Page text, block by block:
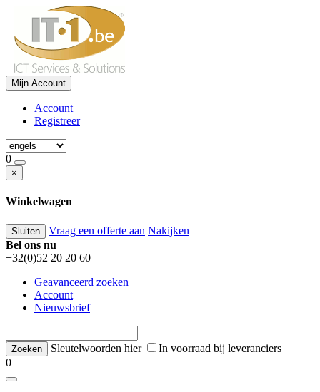
Mijn Account
Account
Registreer
0
×
Winkelwagen
Sluiten Vraag een offerte aan Nakijken
Bel ons nu
+32(0)52 20 20 60
Geavanceerd zoeken
Account
Nieuwsbrief
Sleutelwoorden hier
In voorraad bij leveranciers
0